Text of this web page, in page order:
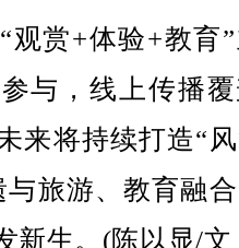
赏+体验+教育”
与，线上传播
来将持续打造“
旅游、教育融
新生。(陈以显/文